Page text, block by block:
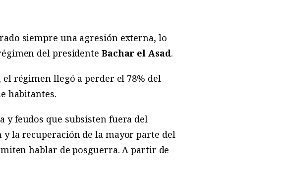
siempre una agresión externa, lo
del presidente Bachar el Asad.
régimen llegó a perder el 78% del
habitantes.
y feudos que subsisten fuera del
y la recuperación de la mayor parte del
hablar de posguerra. A partir de